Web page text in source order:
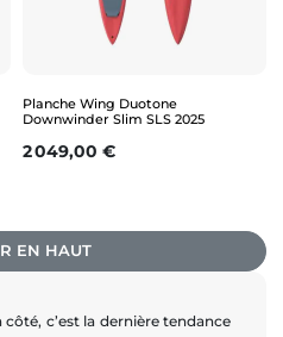
Planche Wing Duotone
Downwinder Slim SLS 2025
Prix
2 049,00 €
EN HAUT
côté, c’est la dernière tendance